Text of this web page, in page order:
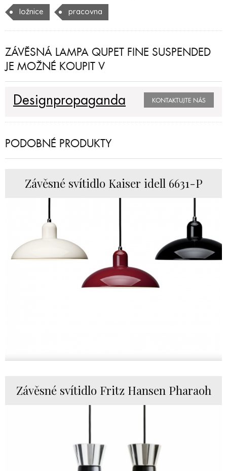
ložnice pracovna
ZÁVĚSNÁ LAMPA QUPET FINE SUSPENDED
JE MOŽNÉ KOUPIT V
Designpropaganda KONTAKTUJTE NÁS
PODOBNÉ PRODUKTY
Závěsné svítidlo Kaiser idell 6631-P
Závěsné svítidlo Fritz Hansen Pharaoh